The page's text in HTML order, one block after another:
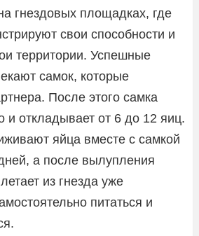
гнездовых площадках, где
свои способности и
территории. Успешные
самок, которые
После этого самка
и откладывает от 6 до 12 яиц.
яйца вместе с самкой
а после вылупления
из гнезда уже
питаться и